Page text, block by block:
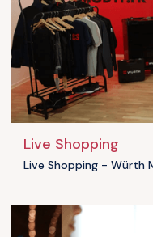
Live Shopping
Live Shopping - Würth